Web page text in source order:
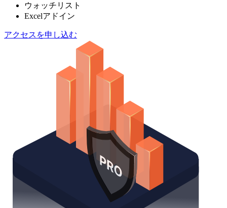
ウォッチリスト
Excelアドイン
アクセスを申し込む